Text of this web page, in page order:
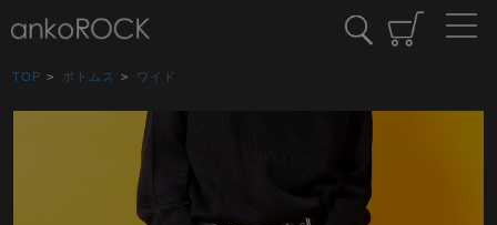
TOP > ボトムス > ワイド